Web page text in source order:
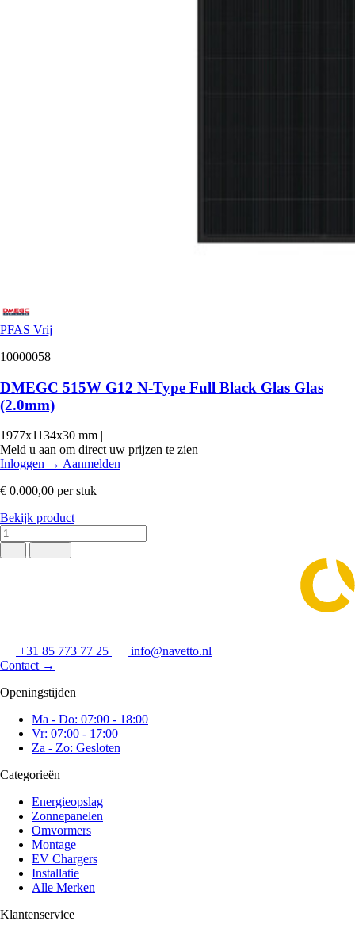
PFAS Vrij
10000058
DMEGC 515W G12 N-Type Full Black Glas Glas
(2.0mm)
1977x1134x30 mm |
Meld u aan om direct uw prijzen te zien
Inloggen → Aanmelden
€ 0.000,00 per stuk
Bekijk product
+31 85 773 77 25
info@navetto.nl
Contact →
Openingstijden
Ma - Do: 07:00 - 18:00
Vr: 07:00 - 17:00
Za - Zo: Gesloten
Categorieën
Energieopslag
Zonnepanelen
Omvormers
Montage
EV Chargers
Installatie
Alle Merken
Klantenservice